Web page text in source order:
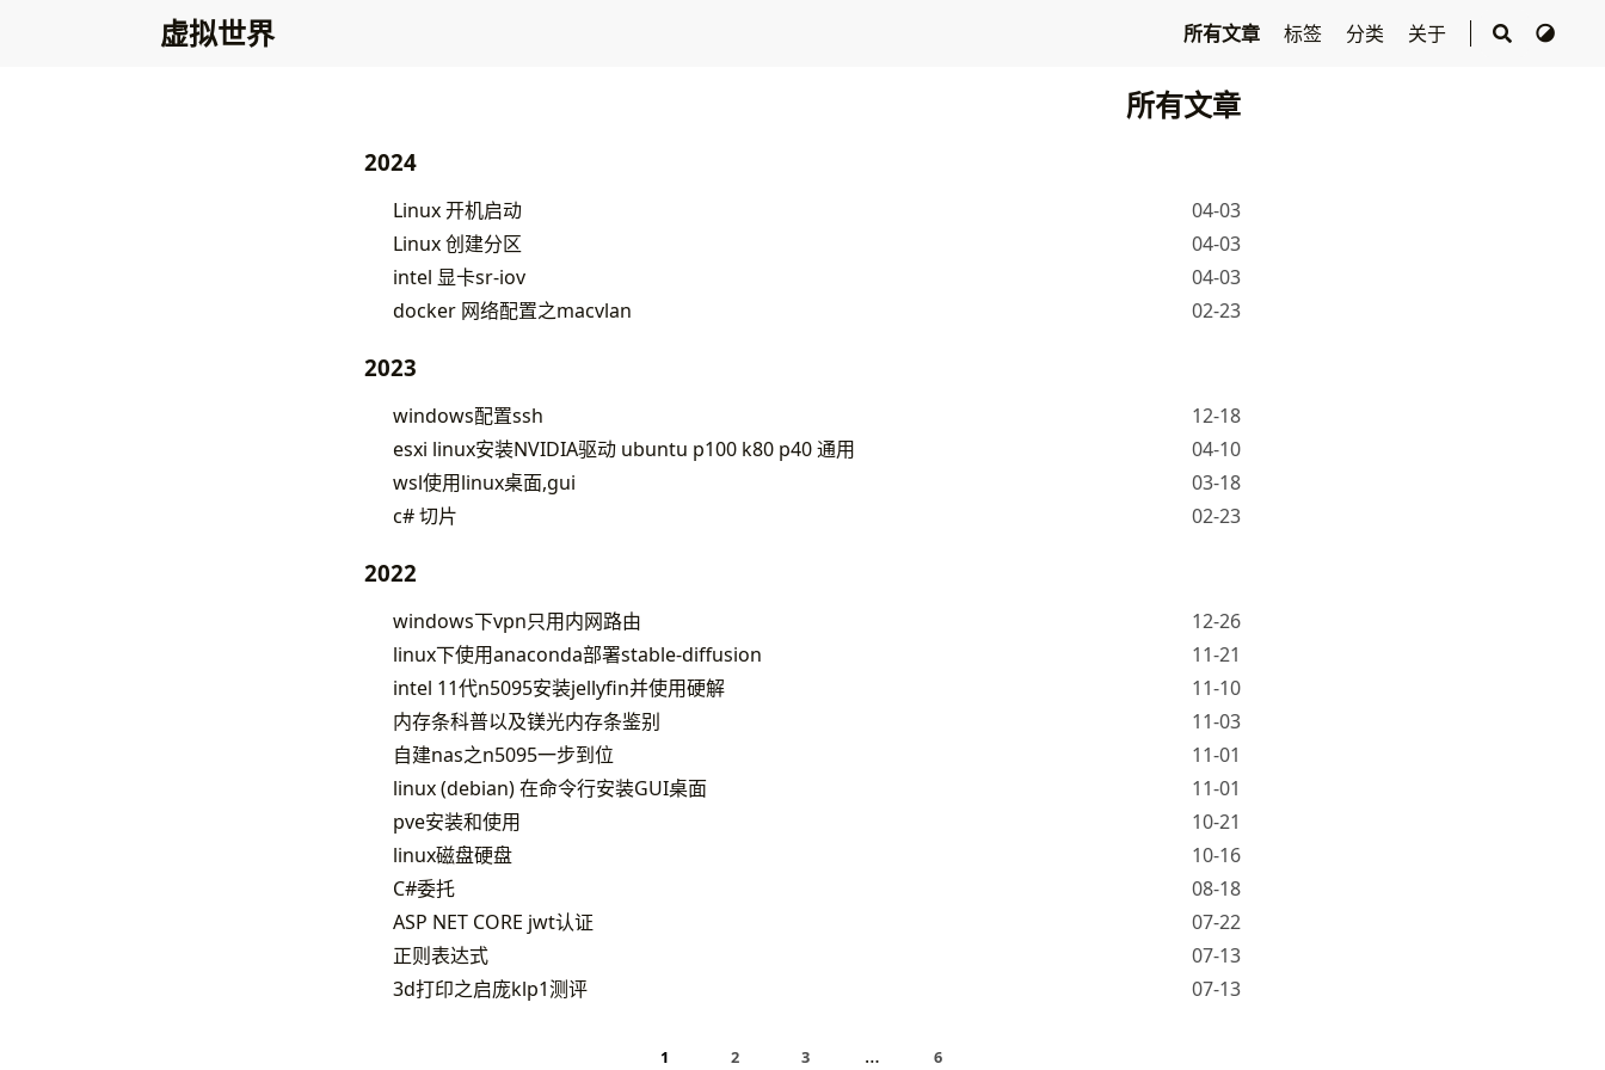
虚拟世界 所有文章 标签 分类 关于
所有文章
2024
Linux 开机启动
04-03
Linux 创建分区
04-03
intel 显卡sr-iov
04-03
docker 网络配置之macvlan
02-23
2023
windows配置ssh
12-18
esxi linux安装NVIDIA驱动 ubuntu p100 k80 p40 通用
04-10
wsl使用linux桌面,gui
03-18
c# 切片
02-23
2022
windows下vpn只用内网路由
12-26
linux下使用anaconda部署stable-diffusion
11-21
intel 11代n5095安装jellyfin并使用硬解
11-10
内存条科普以及镁光内存条鉴别
11-03
自建nas之n5095一步到位
11-01
linux (debian) 在命令行安装GUI桌面
11-01
pve安装和使用
10-21
linux磁盘硬盘
10-16
C#委托
08-18
ASP NET CORE jwt认证
07-22
正则表达式
07-13
3d打印之启庞klp1测评
07-13
1 2 3 … 6